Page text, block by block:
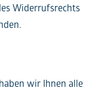
Widerrufsrechts
wir Ihnen alle